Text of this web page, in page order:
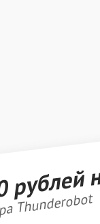
Thunderobot